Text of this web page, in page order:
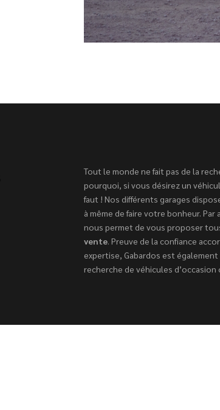
Tout le monde ne fait pas de la
pourquoi, si vous désirez un
faut ! Nos différents garages
à même de faire votre bonheur.
nous permet de vous proposer
vente. Preuve de la confiance
expertise, Gabardos est également
recherche de véhicules d’occasion